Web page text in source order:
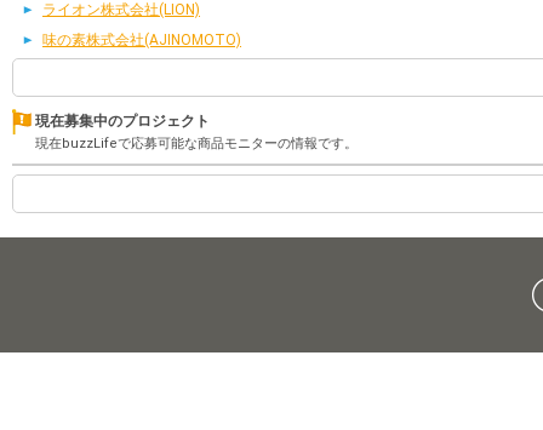
ライオン株式会社(LION)
味の素株式会社(AJINOMOTO)
現在募集中のプロジェクト
現在buzzLifeで応募可能な商品モニターの情報です。